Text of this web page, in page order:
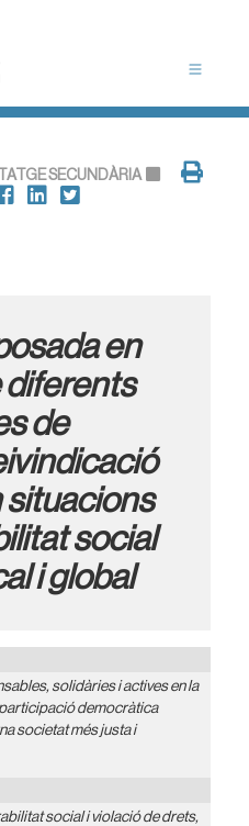
SECUNDÀRIA
en
diferents
de
situacions
social
i global
solidàries iactives en la
participació democràtica
societat més justa i
social i violació de drets,